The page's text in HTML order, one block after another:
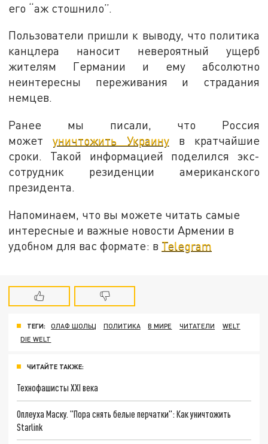
его “аж стошнило”.
Пользователи пришли к выводу, что политика
канцлера наносит невероятный ущерб
жителям Германии и ему абсолютно
неинтересны переживания и страдания
немцев.
Ранее мы писали, что Россия
можетуничтожить Украинув кратчайшие
сроки. Такой информацией поделился экс-
сотрудник резиденции американского
президента.
Напоминаем, что вы можете читать самые
интересные и важные новости Армении в
удобном для вас формате: в Telegram
ТЕГИ: ОЛАФ ШОЛЬЦ ПОЛИТИКА В МИРЕ ЧИТАТЕЛИ
WELT
DIE WELT
ЧИТАЙТЕ ТАКЖЕ:
Технофашисты XXI века
Оплеуха Маску. "Пора снять белые перчатки": Как уничтожить
Starlink